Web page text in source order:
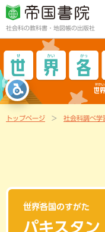
社会科の教科書・地図帳の出版社
トップページ 社会科調べ学
世界各国 のすがた
パキスタン